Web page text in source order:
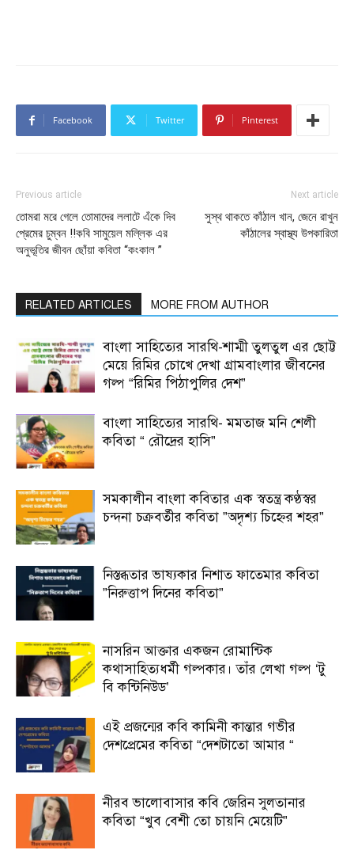
Facebook Twitter Pinterest
Previous article
তোমরা মরে গেলে তোমাদের ললাটে এঁকে দিব
প্রেমের চুম্বন !!কবি সামুয়েল মল্লিক এর
অনুভূতির জীবন ছোঁয়া কবিতা “কংকাল ”
Next article
সুস্থ থাকতে কাঁঠাল খান, জেনে রাখুন
কাঁঠালের স্বাস্থ্য উপকারিতা
RELATED ARTICLES MORE FROM AUTHOR
বাংলা সাহিত্যের সারথি-শাম্মী তুলতুল এর ছোট্ট
মেয়ে রিমির চোখে দেখা গ্রামবাংলার জীবনের
গল্প “রিমির পিঠাপুলির দেশ”
বাংলা সাহিত্যের সারথি- মমতাজ মনি শেলী
কবিতা “ রৌদ্রের হাসি”
সমকালীন বাংলা কবিতার এক স্বতন্ত্র কণ্ঠস্বর
চন্দনা চক্রবর্তীর কবিতা ”অদৃশ্য চিহ্নের শহর”
নিস্তব্ধতার ভাষ্যকার নিশাত ফাতেমার কবিতা
”নিরুত্তাপ দিনের কবিতা”
নাসরিন আক্তার একজন রোমান্টিক
কথাসাহিত্যধর্মী গল্পকার। তাঁর লেখা গল্প ‘টু
বি কন্টিনিউড’
এই প্রজন্মের কবি কামিনী কান্তার গভীর
দেশপ্রেমের কবিতা “দেশটাতো আমার “
নীরব ভালোবাসার কবি জেরিন সুলতানার
কবিতা “খুব বেশী তো চায়নি মেয়েটি”